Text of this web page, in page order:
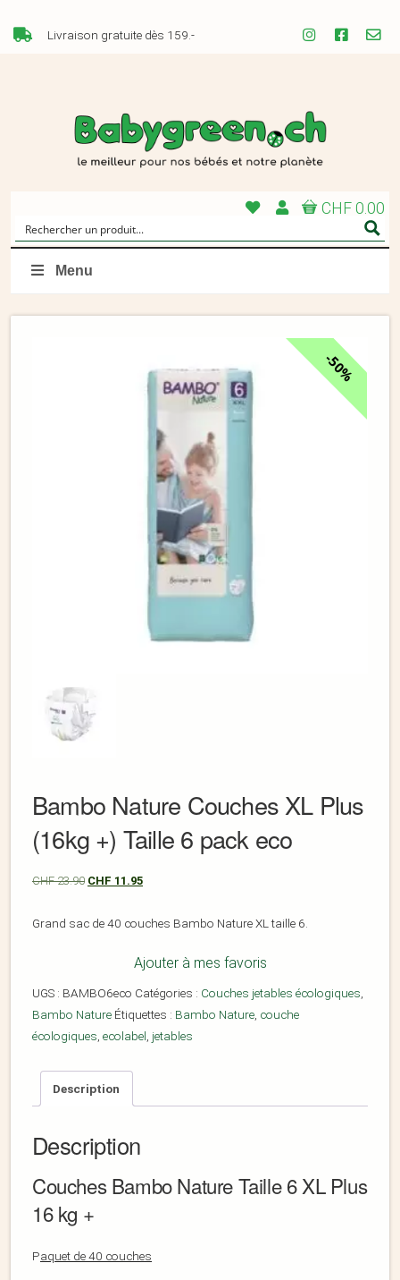
Livraison gratuite dès 159.-
CHF 0.00
Menu
50%
Bambo Nature Couches XL Plus
(16kg +) Taille 6 pack eco
CHF23.90 CHF 11.95
Grand sac de 40 couches Bambo Nature XL taille 6.
Ajouter à mes favoris
UGS : BAMBO6eco Catégories : Couches jetables écologiques,
Bambo Nature Étiquettes : Bambo Nature, couche
écologiques, ecolabel, jetables
Description
Description
Couches Bambo Nature Taille 6 XL Plus
16 kg +
Paquet de 40 couches